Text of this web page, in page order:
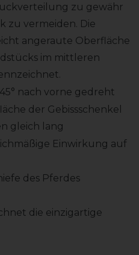
zu gewähr
zu vermeiden. Die
angeraute Oberfläche
im mittleren
nach vorne gedreht
der Gebissschenkel
gleich lang
Einwirkung auf
des Pferdes
die einzigartige